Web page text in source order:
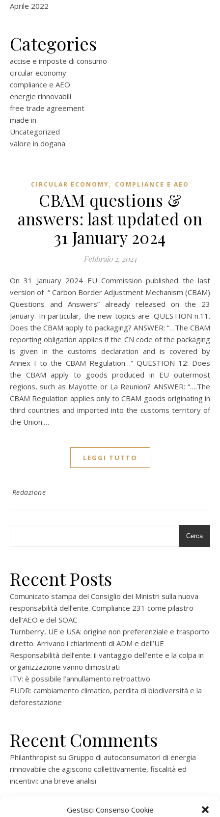
Gestisci Consenso Cookie
Aprile 2022
Categories
accise e imposte di consumo
circular economy
compliance e AEO
energie rinnovabili
free trade agreement
made in
Uncategorized
valore in dogana
CIRCULAR ECONOMY, COMPLIANCE E AEO
CBAM questions &
answers: last updated on
31 January 2024
Febbraio 2, 2024
On 31 January 2024 EU Commission published the last
version of “ Carbon Border Adjustment Mechanism (CBAM)
Questions and Answers” already released on the 23
January. In particular, the new topics are: QUESTION n.11.
Does the CBAM apply to packaging? ANSWER: “…The CBAM
reporting obligation applies if the CN code of the packaging
is given in the customs declaration and is covered by
Annex I to the CBAM Regulation…” QUESTION 12: Does
the CBAM apply to goods produced in EU outermost
regions, such as Mayotte or La Reunion? ANSWER: “….The
CBAM Regulation applies only to CBAM goods originating in
third countries and imported into the customs territory of
the Union.…
LEGGI TUTTO
Redazione
Cerca
Recent Posts
Comunicato stampa del Consiglio dei Ministri sulla nuova
responsabilità dell’ente. Compliance 231 come pilastro
dell’AEO e del SOAC
Turnberry, UE e USA: origine non preferenziale e trasporto
diretto. Arrivano i chiarimenti di ADM e dell’UE
Responsabilità dell’ente: il vantaggio dell’ente e la colpa in
organizzazione vanno dimostrati
ITV: è possibile l’annullamento retroattivo
EUDR: cambiamento climatico, perdita di biodiversità e la
deforestazione
Recent Comments
Philanthropist su Gruppo di autoconsumatori di energia
rinnovabile che agiscono collettivamente, fiscalità ed
incentivi: una breve analisi
rinnovabile che agiscono collettivamente, fiscalità ed